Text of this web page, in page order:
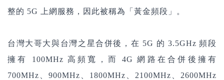
整的 5G 上網服務，因此被稱為「黃金頻段」。
台灣大哥大與台灣之星合併後，在 5G 的 3.5GHz 頻段
擁有 100MHz 高頻寬，而 4G 網路在合併後擁有
700MHz、900MHz、1800MHz、2100MHz、2600MHz